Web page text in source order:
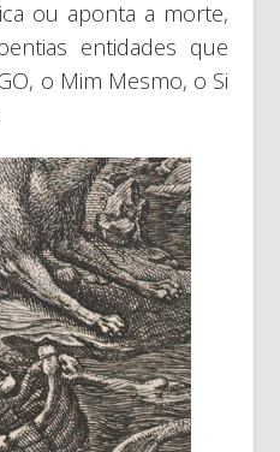
ou aponta a morte,
entidades que
o Mim Mesmo, o Si